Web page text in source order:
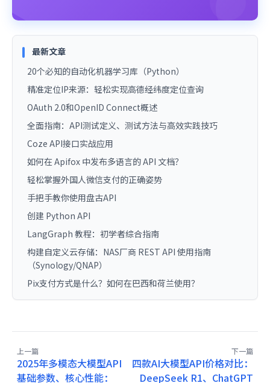
最新文章
20个必知的自动化机器学习库（Python）
精准定位IP来源：轻松实现高德经纬度定位查询
OAuth 2.0和OpenID Connect概述
全面指南：API测试定义、测试方法与高效实践技巧
Coze API接口实战应用
如何在 Apifox 中发布多语言的 API 文档？
轻松掌握外国人微信支付的正确姿势
手把手教你使用盘古API
创建 Python API
LangGraph 教程：初学者综合指南
构建自定义云存储：NAS厂商 REST API 使用指南
（Synology/QNAP）
Pix支付方式是什么？如何在巴西和荷兰使用？
上一篇
2025年多模态大模型API
基础参数、核心性能：
下一篇
四款AI大模型API价格对比：
DeepSeek R1、ChatGPT